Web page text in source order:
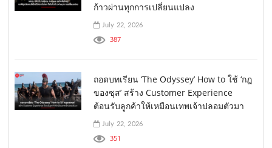
ก้าวผ่านทุกการเปลี่ยนแปลง
July 22, 2026
387
ถอดบทเรียน ‘The Odyssey’ How to ใช้ ‘กฎ
ของซุส’ สร้าง Customer Experience
ต้อนรับลูกค้าให้เหมือนเทพเจ้าปลอมตัวมา
July 22, 2026
351